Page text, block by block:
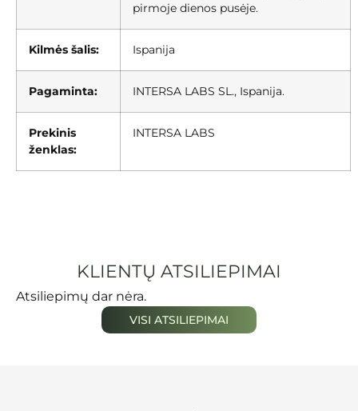
pirmoje dienos pusėje.
Kilmės šalis: Ispanija
Pagaminta: INTERSA LABS SL., Ispanija.
Prekinis
ženklas:
INTERSA LABS
KLIENTŲ ATSILIEPIMAI
Atsiliepimų dar nėra.
VISI ATSILIEPIMAI